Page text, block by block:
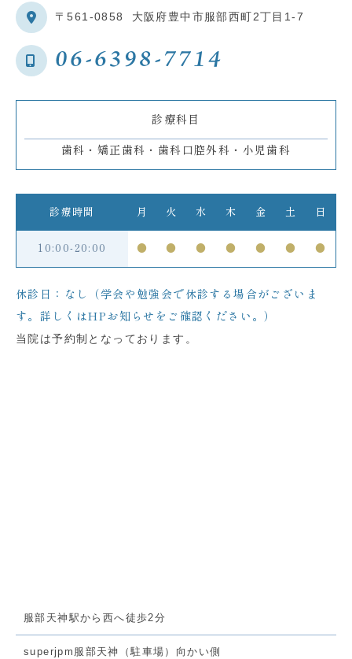
〒561-0858 大阪府豊中市服部西町2丁目1-7
06-6398-7714
診療科目
歯科・矯正歯科・歯科口腔外科・小児歯科
診療時間 月 火 水 木 金 土 日
10:00-20:00 ● ● ● ● ● ● ●
休診日：なし（学会や勉強会で休診する場合がございま
す。詳しくはHPお知らせをご確認ください。）
当院は予約制となっております。
服部天神駅から西へ徒歩2分
superjpm服部天神（駐車場）向かい側